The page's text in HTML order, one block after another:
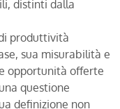
distinti dalla
produttività
sua misurabilità e
opportunità offerte
questione
definizione non